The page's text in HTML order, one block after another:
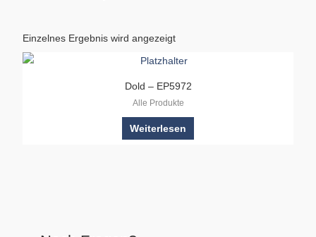
Einzelnes Ergebnis wird angezeigt
Dold – EP5972
Alle Produkte
Weiterlesen